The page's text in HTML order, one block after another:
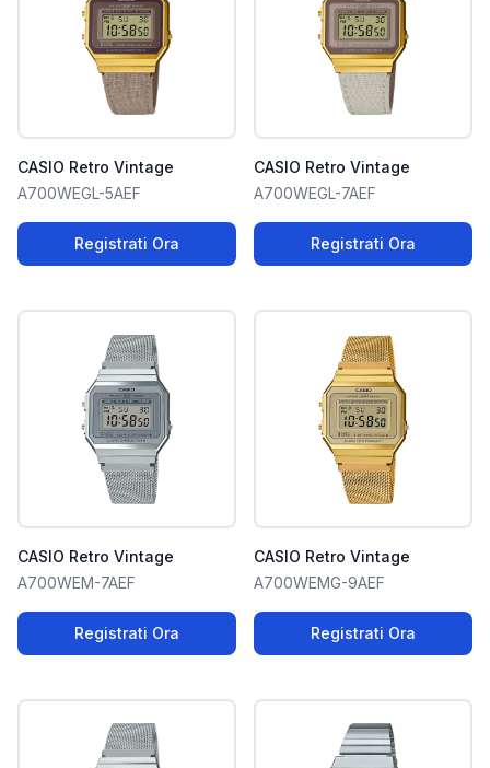
CASIO Retro Vintage
A700WEGL-5AEF
Registrati Ora
CASIO Retro Vintage
A700WEGL-7AEF
Registrati Ora
CASIO Retro Vintage
A700WEM-7AEF
Registrati Ora
CASIO Retro Vintage
A700WEMG-9AEF
Registrati Ora